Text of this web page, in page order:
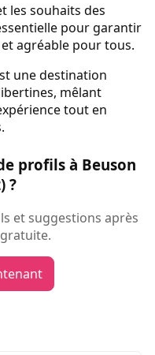
les souhaits des
pour garantir
agréable pour tous.
une destination
mêlant
tout en
profils à Beuson
?
et suggestions après